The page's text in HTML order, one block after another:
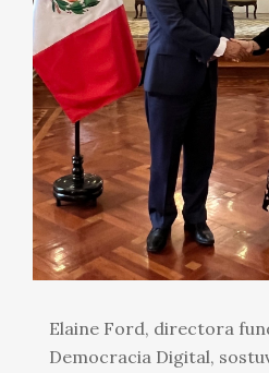
Elaine Ford, directora
Democracia Digital,